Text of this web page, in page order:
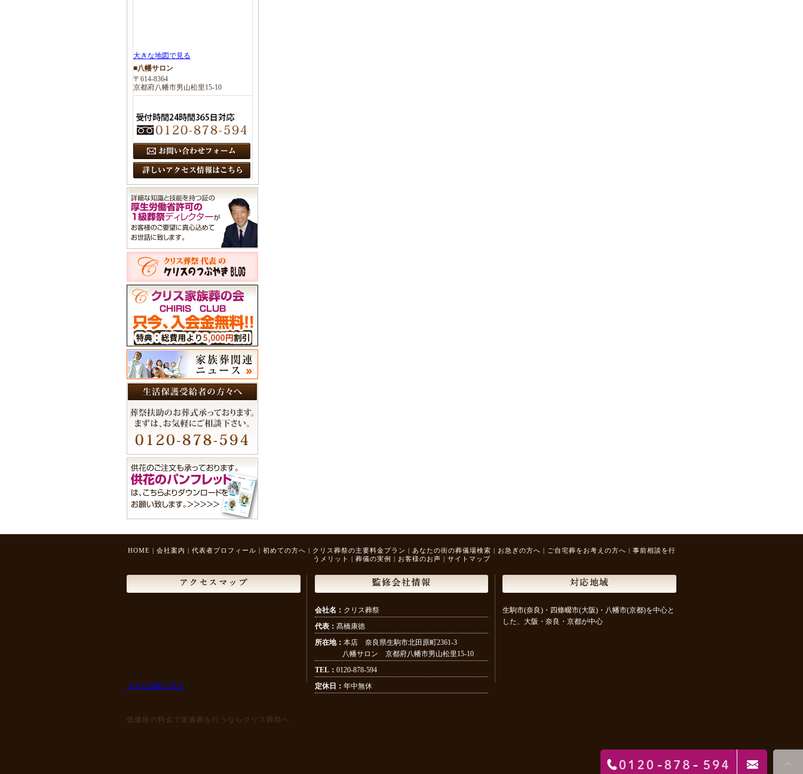
大きな地図で見る
■八幡サロン
〒614-8364
京都府八幡市男山松里15-10
HOME | 会社案内 | 代表者プロフィール | 初めての方へ | クリス葬祭の主要料金プラン | あなたの街の葬儀場検索 | お急ぎの方へ | ご自宅葬をお考えの方へ | 事前相談を行
うメリット | 葬儀の実例 | お客様のお声 | サイトマップ
アクセスマップ
大きな地図で見る
監修会社情報
会社名： クリス葬祭
代表： 髙橋康徳
所在地： 本店 奈良県生駒市北田原町2361-3
八幡サロン 京都府八幡市男山松里15-10
TEL： 0120-878-594
定休日： 年中無休
対応地域
生駒市(奈良)・四條畷市(大阪)・八幡市(京都)を中心と
した、大阪・奈良・京都が中心
低価格の料金で家族葬を行うならクリス葬祭へ